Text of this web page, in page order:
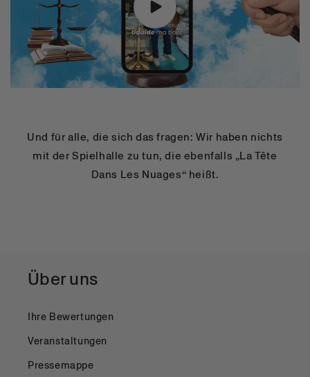
Und für alle, die sich das fragen: Wir haben nichts
mit der Spielhalle zu tun, die ebenfalls „La Tête
Dans Les Nuages“ heißt.
Über uns
Ihre Bewertungen
Veranstaltungen
Pressemappe